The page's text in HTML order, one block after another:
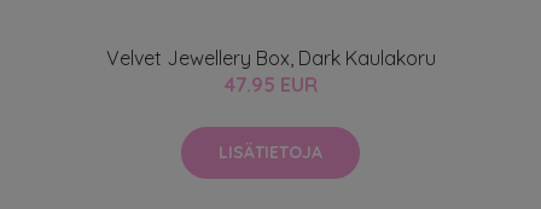
Velvet Jewellery Box, Dark Kaulakoru
47.95 EUR
LISÄTIETOJA